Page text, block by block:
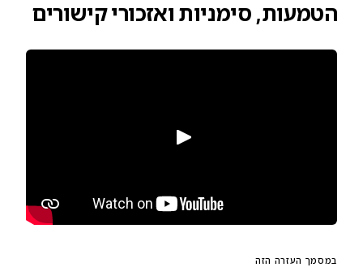
הטמעות, סימניות ואזכורי קישורים
הפעלה
במסמך העזרה הזה